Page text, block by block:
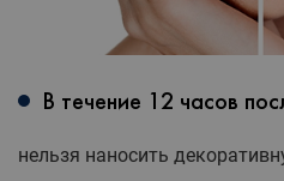
В течение 12 часов
нельзя наносить